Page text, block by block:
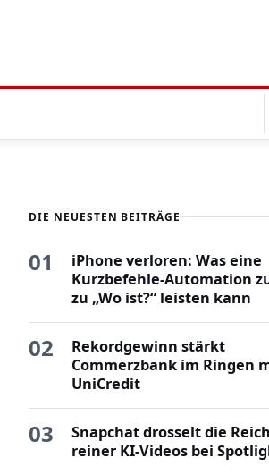
DIE NEUESTEN BEITRÄGE
01
iPhone verloren: Was eine
Kurzbefehle-Automation
zu „Wo ist?“ leisten kann
02
Rekordgewinn stärkt
Commerzbank im Ringen
UniCredit
03
Snapchat drosselt die
reiner KI-Videos bei